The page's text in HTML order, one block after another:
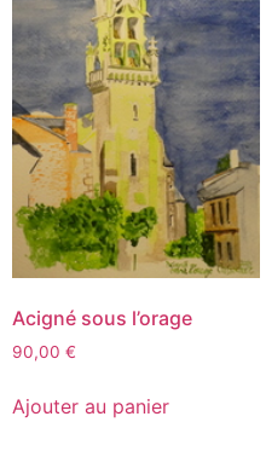
Acigné sous l’orage
90,00 €
Ajouter au panier